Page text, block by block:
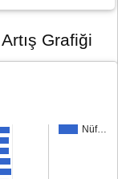
Grafiği
Nüf…